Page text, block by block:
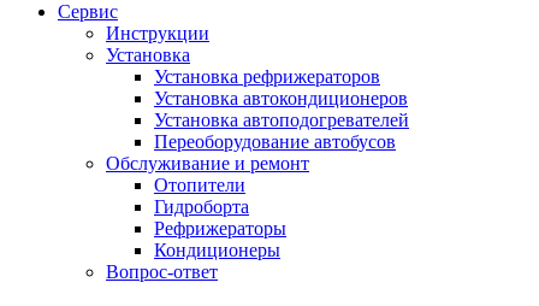
Сервис
Инструкции
Установка
Установка рефрижераторов
Установка автокондиционеров
Установка автоподогревателей
Переоборудование автобусов
Обслуживание и ремонт
Отопители
Гидроборта
Рефрижераторы
Кондиционеры
Вопрос-ответ